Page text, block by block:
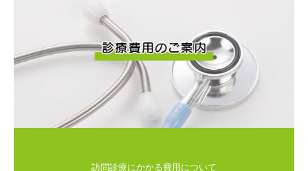
訪問診療にかかる費用について